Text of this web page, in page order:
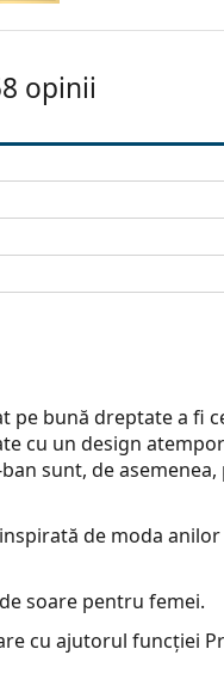
opinii
pe bună dreptate a fi
cu un design
sunt, de
de moda
soare pentru femei.
cu ajutorul funcției